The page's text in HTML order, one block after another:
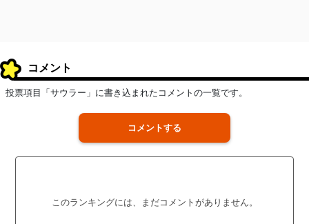
コメント
投票項目「サウラー」に書き込まれたコメントの一覧です。
コメントする
このランキングには、まだコメントがありません。